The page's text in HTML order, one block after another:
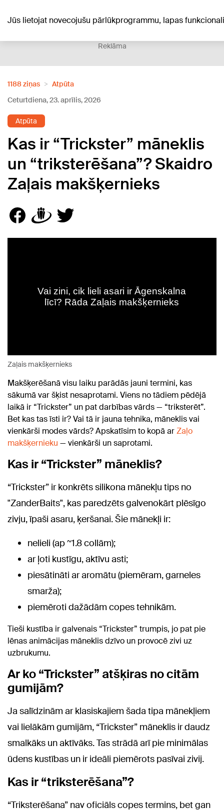
Jūs lietojat novecojušu pārlūkprogrammu, lapas
+19°C
Reklāma
1188 ziņas
Atpūta
Ceturtdiena, 23. aprīlis, 2026
Atpūta
Kas ir “Trickster” māneklis
un “triksterēšana”? Skaidro
Zaļais makšķernieks
Zaļais makšķernieks
Makšķerēšanā visu laiku parādās jauni termini, kas
sākumā var šķist nesaprotami. Viens no tādiem pēdējā
laikā ir “Trickster” un pat darbības vārds — “triksterēt”.
Bet kas tas īsti ir? Vai tā ir jauna tehnika, māneklis vai
vienkārši modes vārds? Apskatīsim to kopā arZaļo
makšķernieku — vienkārši un saprotami.
Kas ir “Trickster” māneklis?
“Trickster” ir konkrēts silikona mānekļu tips no
"ZanderBaits", kas paredzēts galvenokārt plēsīgo
zivju, īpaši asaru, ķeršanai. Šie mānekļi ir:
nelieli (ap ~1.8 collām);
ar ļoti kustīgu, aktīvu asti;
piesātināti ar aromātu (piemēram, garneles
smarža);
piemēroti dažādām copes tehnikām.
Tieši kustība ir galvenais “Trickster” trumpis, jo pat pie
lēnas animācijas māneklis dzīvo un provocē zivi uz
uzbrukumu.
Ar ko “Trickster” atšķiras no citām
gumijām?
Ja salīdzinām ar klasiskajiem šada tipa mānekļiem
vai lielākām gumijām, “Trickster” māneklis ir daudz
smalkāks un aktīvāks. Tas strādā arī pie minimālas
ūdens kustības un ir ideāli piemērots pasīvai zivij.
Kas ir “triksterēšana”?
“Triksterēšana” nav oficiāls copes termins, bet gan